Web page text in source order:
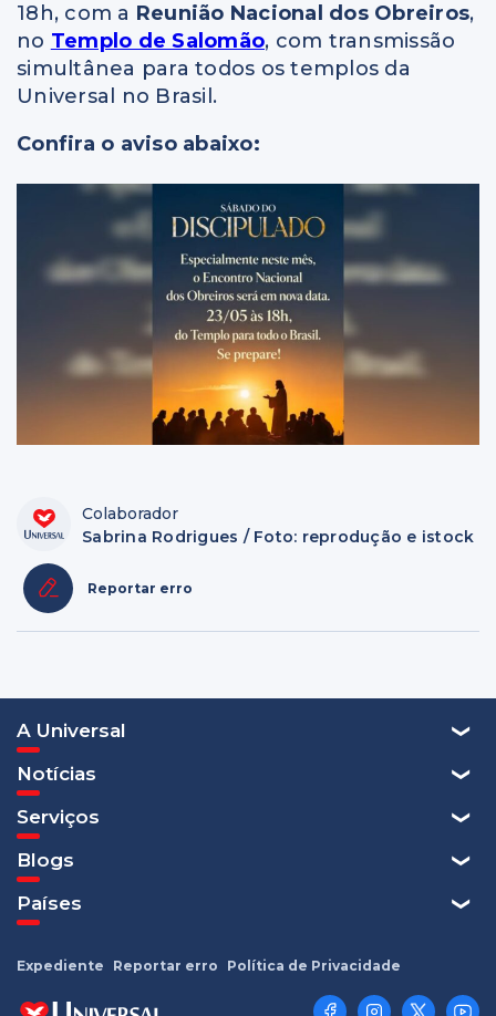
18h, com a Reunião Nacional dos Obreiros,
no Templo de Salomão, com transmissão
simultânea para todos os templos da
Universal no Brasil.
Confira o aviso abaixo:
Colaborador
Sabrina Rodrigues / Foto: reprodução e istock
Reportar erro
A Universal
Notícias
Serviços
Blogs
Países
Expediente Reportar erro Política de Privacidade